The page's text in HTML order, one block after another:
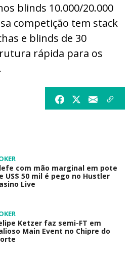
blinds 10.000/20.000
competição tem stack
e blinds de 30
rápida para os
com mão marginal em pote
US$ 50 mil é pego no Hustler
Live
Ketzer faz semi-FT em
Main Event no Chipre do